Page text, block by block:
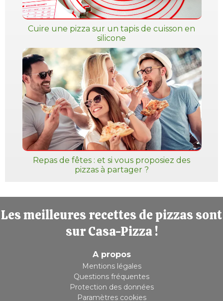
Cuire une pizza sur un tapis de cuisson en
silicone
Repas de fêtes : et si vous proposiez des
pizzas à partager ?
Les meilleures recettes de pizzas sont
sur Casa-Pizza !
A propos
Mentions légales
Questions fréquentes
Protection des données
Paramètres cookies